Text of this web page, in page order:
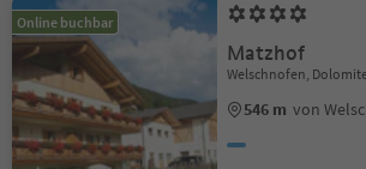
Online buchbar
Matzhof
Welschnofen,
546 m von